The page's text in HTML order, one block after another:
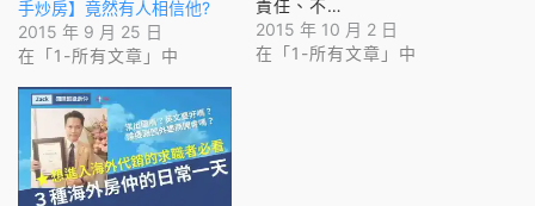
手炒房】竟然有人相信他?
2015 年 9 月 25 日
在「1-所有文章」中
責任、不…
2015 年 10 月 2 日
在「1-所有文章」中